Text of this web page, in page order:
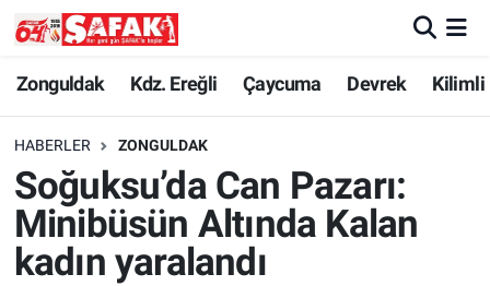
Zonguldak Kdz. Ereğli Çaycuma Devrek Kilimli
HABERLER ZONGULDAK
Soğuksu’da Can Pazarı:
Minibüsün Altında Kalan
kadın yaralandı
Zonguldak
Kdz. Ereğli
Çaycuma
Devrek
Zonguldak Nöbetçi Eczaneler
Zonguldak Hava Durumu
Zonguldak Namaz Vakitleri
Zonguldak Trafik Yoğunluk Haritası